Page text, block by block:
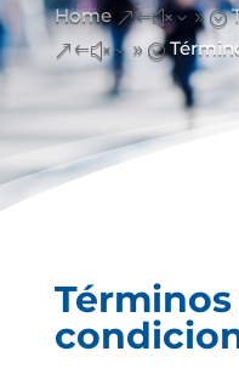
Home &#x39;
&#x39;
Términos